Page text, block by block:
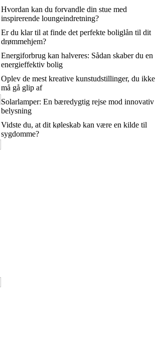
Hvordan kan du forvandle din stue med
inspirerende loungeindretning?
Er du klar til at finde det perfekte boliglån til dit
drømmehjem?
Energiforbrug kan halveres: Sådan skaber du en
energieffektiv bolig
Oplev de mest kreative kunstudstillinger, du ikke
må gå glip af
Solarlamper: En bæredygtig rejse mod innovativ
belysning
Vidste du, at dit køleskab kan være en kilde til
sygdomme?